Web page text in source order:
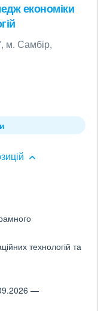
економіки
м. Самбір,
технологій та
—